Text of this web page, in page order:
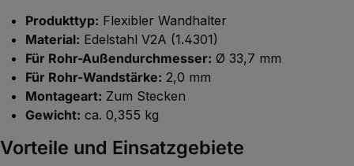
Produkttyp: Flexibler Wandhalter
Material: Edelstahl V2A (1.4301)
Für Rohr-Außendurchmesser: Ø 33,7 mm
Für Rohr-Wandstärke: 2,0 mm
Montageart: Zum Stecken
Gewicht: ca. 0,355 kg
Vorteile und Einsatzgebiete